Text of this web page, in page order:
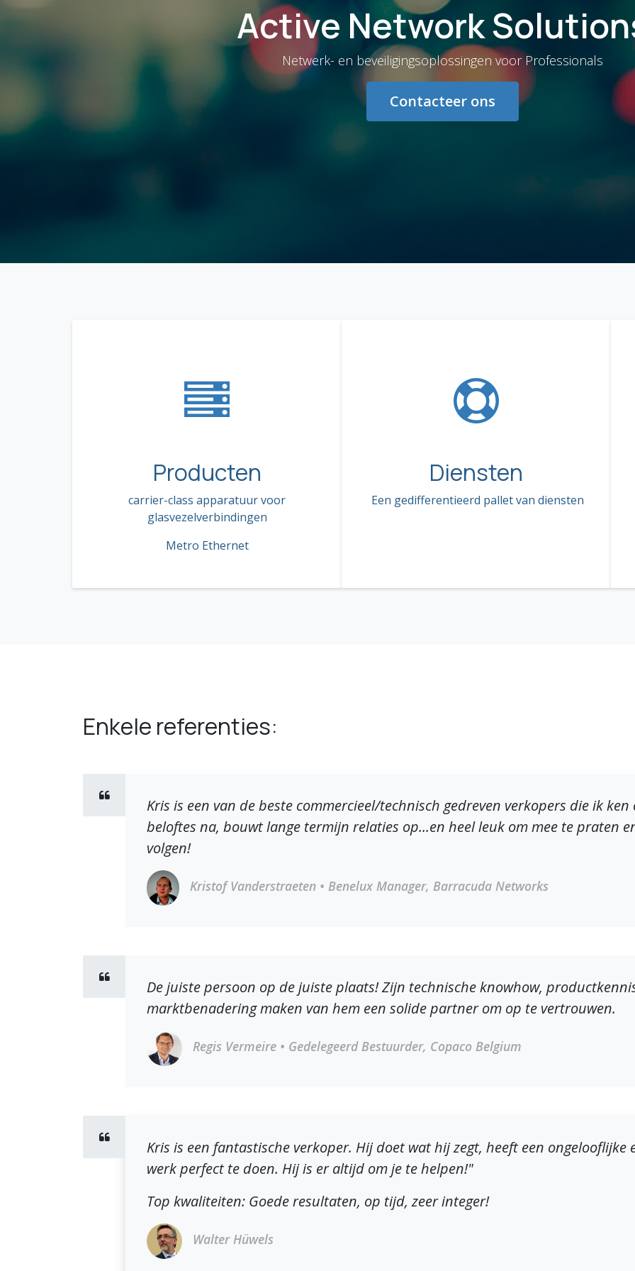
Active Network
Netwerk- en beveiligingsoplossingen voor Professionals
Contacteer ons
Producten
carrier-class apparatuur voor
glasvezelverbindingen
Metro Ethernet
Diensten
Een gedifferentieerd pallet van diensten
Enkele referenties:
Kris is een van de beste commercieel/technisch gedreven verkopers die ik
beloftes na, bouwt lange termijn relaties op...en heel leuk om mee te praten
volgen!
Kristof Vanderstraeten • Benelux Manager, Barracuda Networks
De juiste persoon op de juiste plaats! Zijn technische knowhow,
marktbenadering maken van hem een solide partner om op te vertrouwen.
Regis Vermeire • Gedelegeerd Bestuurder, Copaco Belgium
Kris is een fantastische verkoper. Hij doet wat hij zegt, heeft een ongelooflijke
werk perfect te doen. Hij is er altijd om je te helpen!"
Top kwaliteiten: Goede resultaten, op tijd, zeer integer!
Walter Hüwels